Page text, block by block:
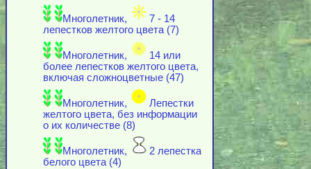
Многолетник,
7 - 14
лепестков желтого цвета (7)
Многолетник,
14 или
более лепестков желтого цвета,
включая cложноцветные (47)
Многолетник,
Лепестки
желтого цвета, без информации
о их количестве (8)
Многолетник,
2 лепестка
белого цвета (4)